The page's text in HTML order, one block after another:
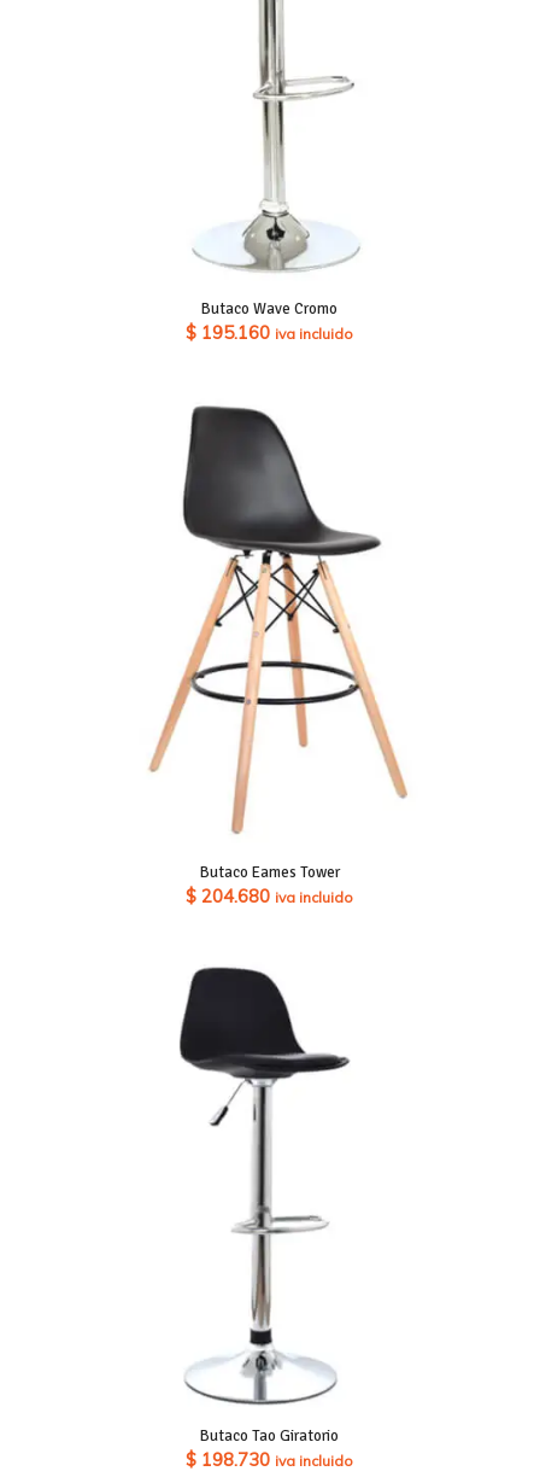
Butaco Wave Cromo
$ 195.160 iva incluido
Butaco Eames Tower
$ 204.680 iva incluido
Butaco Tao Giratorio
$ 198.730 iva incluido